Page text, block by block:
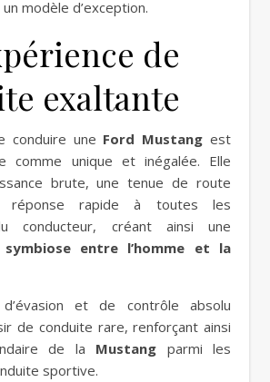
un modèle d’exception.
de
exaltante
conduire une Ford Mustang est
comme unique et inégalée. Elle
brute, une tenue de route
rapide à toutes les
conducteur, créant ainsi une
entre l’homme et la
et de contrôle absolu
de conduite rare, renforçant ainsi
de la Mustang parmi les
sportive.